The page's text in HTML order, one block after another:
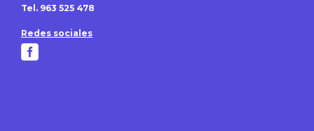
Tel. 963 525 478
Redes sociales